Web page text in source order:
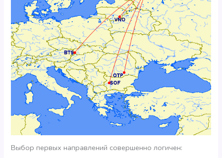
Выбор первых направлений совершенно логичен: